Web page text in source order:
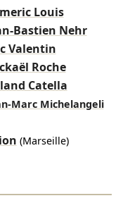
Louis
Bastien Nehr
Valentin
Roche
Catella
Marc Michelangeli
(Marseille)